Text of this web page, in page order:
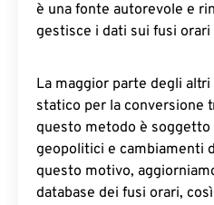
è una fonte autorevole e
gestisce i dati sui fusi orari
La maggior parte degli
statico per la conversione
questo metodo è
geopolitici e cambiamenti
questo motivo,
database dei fusi orari,